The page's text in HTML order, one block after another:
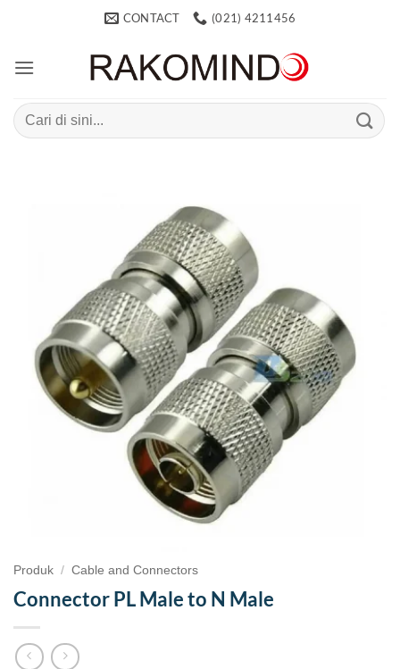
CONTACT (021) 4211456
Search
for:
Produk / Cable and Connectors
Connector PL Male to N Male